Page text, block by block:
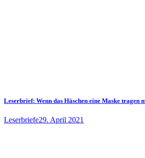
Leserbrief: Wenn das Häschen eine Maske tragen
Leserbriefe29. April 2021